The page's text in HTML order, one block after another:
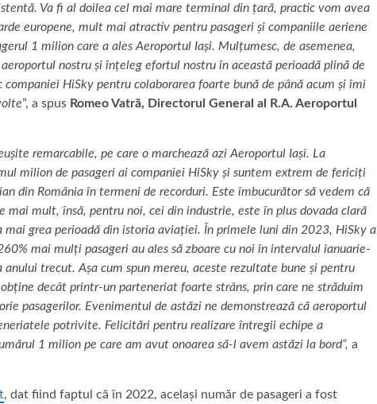
Va fi al doilea cel mai mare terminal din țară, practic vom avea
europene, mult mai atractiv pentru pasageri și companiile aeriene
1 milion care a ales Aeroportul Iași. Mulțumesc, de asemenea,
nostru și înțeleg efortul nostru în această perioadă plină de
HiSky pentru colaborarea foarte bună de până acum și îmi
”, a spus Romeo Vatră, Directorul General al R.A. Aeroportul
remarcabile, pe care o marchează azi Aeroportul Iași. La
milion de pasageri ai companiei HiSky și suntem extrem de fericiți
din România în termeni de recorduri. Este îmbucurător să vedem că
mai mult, însă, pentru noi, cei din industrie, este în plus dovada clară
mai grea perioadă din istoria aviației. În primele luni din 2023, HiSky a
mai mulți pasageri au ales să zboare cu noi în intervalul ianuarie-
trecut. Așa cum spun mereu, aceste rezultate bune și pentru
decât printr-un parteneriat foarte strâns, prin care ne străduim
pasagerilor. Evenimentul de astăzi ne demonstrează că aeroportul
potrivite. Felicitări pentru realizare întregii echipe a
1 milion pe care am avut onoarea să-l avem astăzi la bord”, a
, dat fiind faptul că în 2022, același număr de pasageri a fost